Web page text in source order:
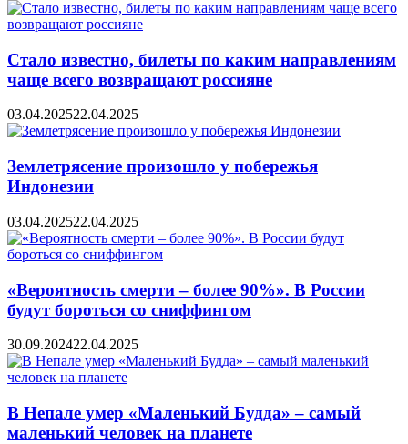
Стало известно, билеты по каким направлениям
чаще всего возвращают россияне
03.04.202522.04.2025
Землетрясение произошло у побережья
Индонезии
03.04.202522.04.2025
«Вероятность смерти – более 90%». В России
будут бороться со сниффингом
30.09.202422.04.2025
В Непале умер «Маленький Будда» – самый
маленький человек на планете